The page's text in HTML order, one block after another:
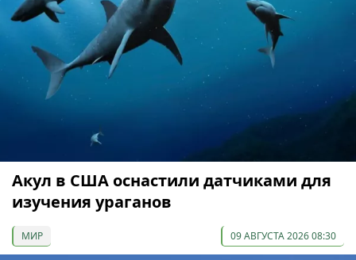
Акул в США оснастили датчиками для
изучения ураганов
МИР 09 АВГУСТА 2026 08:30